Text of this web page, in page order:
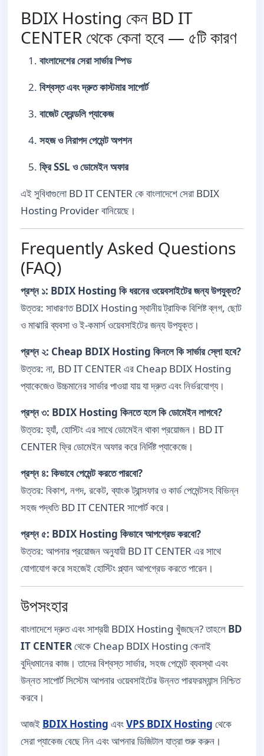
BDIX Hosting কেন BD IT
CENTER থেকে কেনা হবে — ৫টি কারণ
বাংলাদেশের সেরা সার্ভার স্পিড
বিশ্বস্ত এবং দ্রুত কাস্টমার সাপোর্ট
বাজেট ফ্রেন্ডলি প্যাকেজ
সহজ ও নিরাপদ পেমেন্ট অপশন
ফ্রি SSL ও ডোমেইন অফার
এই সুবিধাগুলো BD IT CENTER কে বাংলাদেশে সেরা BDIX
Hosting Provider বানিয়েছে।
Frequently Asked Questions
(FAQ)
প্রশ্ন ১: BDIX Hosting কি ধরনের ওয়েবসাইটের জন্য উপযুক্ত?
উত্তর: সাধারণত BDIX Hosting স্থানীয় ট্রাফিক বিশিষ্ট ব্লগ, ছোট
ও মাঝারি ব্যবসা ও ই-কমার্স ওয়েবসাইটের জন্য উপযুক্ত।
প্রশ্ন ২: Cheap BDIX Hosting কিনলে কি সার্ভার স্লো হবে?
উত্তর: না, BD IT CENTER এর Cheap BDIX Hosting
প্যাকেজেও উচ্চমানের সার্ভার পাওয়া যায় যা দ্রুত এবং নির্ভরযোগ্য।
প্রশ্ন ৩: BDIX Hosting কিনতে হলে কি ডোমেইন লাগবে?
উত্তর: হ্যাঁ, হোস্টিং এর সাথে ডোমেইন থাকা প্রয়োজন। BD IT
CENTER ফ্রি ডোমেইন অফার করে নির্দিষ্ট প্যাকেজে।
প্রশ্ন ৪: কিভাবে পেমেন্ট করতে পারবো?
উত্তর: বিকাশ, নগদ, রকেট, ব্যাংক ট্রান্সফার ও কার্ড পেমেন্টসহ বিভিন্ন
সহজ পদ্ধতি BD IT CENTER সাপোর্ট করে।
প্রশ্ন ৫: BDIX Hosting কিভাবে আপগ্রেড করবো?
উত্তর: আপনার প্রয়োজন অনুযায়ী BD IT CENTER এর সাথে
যোগাযোগ করে সহজেই হোস্টিং প্ল্যান আপগ্রেড করতে পারেন।
উপসংহার
বাংলাদেশে দ্রুত এবং সাশ্রয়ী BDIX Hosting খুঁজছেন? তাহলে BD
IT CENTERথেকে Cheap BDIX Hosting কেনাই
বুদ্ধিমানের কাজ। তাদের বিশ্বস্ত সার্ভার, সহজ পেমেন্ট ব্যবস্থা এবং
উন্নত সাপোর্ট সিস্টেম আপনার ওয়েবসাইটের উন্নত পারফরম্যান্স নিশ্চিত
করবে।
আজই BDIX Hosting এবংVPS BDIX Hosting থেকে
সেরা প্যাকেজ বেছে নিন এবং আপনার ডিজিটাল যাত্রা শুরু করুন।